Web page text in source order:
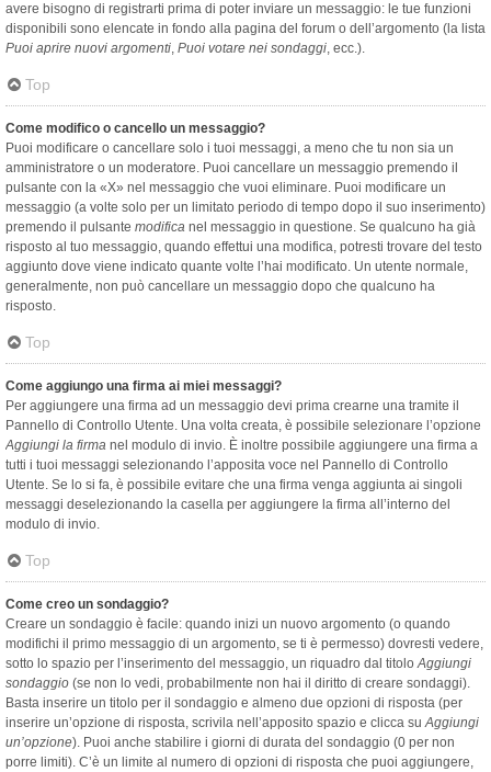
avere bisogno di registrarti prima di poter inviare un messaggio: le tue funzioni
disponibili sono elencate in fondo alla pagina del forum o dell’argomento (la lista
Puoi aprire nuovi argomenti, Puoi votare nei sondaggi, ecc.).
Top
Come modifico o cancello un messaggio?
Puoi modificare o cancellare solo i tuoi messaggi, a meno che tu non sia un
amministratore o un moderatore. Puoi cancellare un messaggio premendo il
pulsante con la «X» nel messaggio che vuoi eliminare. Puoi modificare un
messaggio (a volte solo per un limitato periodo di tempo dopo il suo inserimento)
premendo il pulsante modifica nel messaggio in questione. Se qualcuno ha già
risposto al tuo messaggio, quando effettui una modifica, potresti trovare del testo
aggiunto dove viene indicato quante volte l’hai modificato. Un utente normale,
generalmente, non può cancellare un messaggio dopo che qualcuno ha
risposto.
Top
Come aggiungo una firma ai miei messaggi?
Per aggiungere una firma ad un messaggio devi prima crearne una tramite il
Pannello di Controllo Utente. Una volta creata, è possibile selezionare l’opzione
Aggiungi la firma nel modulo di invio. È inoltre possibile aggiungere una firma a
tutti i tuoi messaggi selezionando l’apposita voce nel Pannello di Controllo
Utente. Se lo si fa, è possibile evitare che una firma venga aggiunta ai singoli
messaggi deselezionando la casella per aggiungere la firma all’interno del
modulo di invio.
Top
Come creo un sondaggio?
Creare un sondaggio è facile: quando inizi un nuovo argomento (o quando
modifichi il primo messaggio di un argomento, se ti è permesso) dovresti vedere,
sotto lo spazio per l’inserimento del messaggio, un riquadro dal titoloAggiungi
sondaggio (se non lo vedi, probabilmente non hai il diritto di creare sondaggi).
Basta inserire un titolo per il sondaggio e almeno due opzioni di risposta (per
inserire un’opzione di risposta, scrivila nell’apposito spazio e clicca suAggiungi
un’opzione). Puoi anche stabilire i giorni di durata del sondaggio (0 per non
porre limiti). C’è un limite al numero di opzioni di risposta che puoi aggiungere,